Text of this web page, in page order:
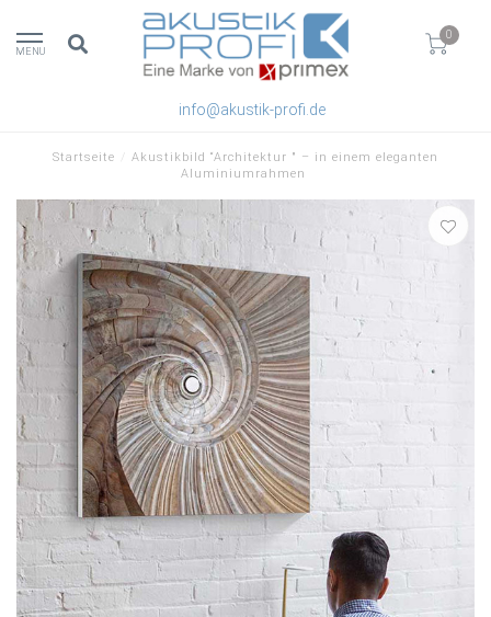
MENU
0
info@akustik-profi.de
Startseite
Akustikbild “Architektur " – in einem eleganten
Aluminiumrahmen